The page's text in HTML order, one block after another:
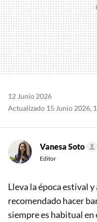
12 Junio 2026
Actualizado 15 Junio 2026,
Vanesa Soto
Editor
Lleva la época estival
recomendado hacer
siempre es habitual en